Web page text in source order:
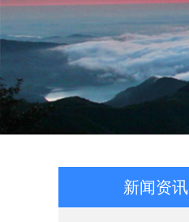
新闻资讯